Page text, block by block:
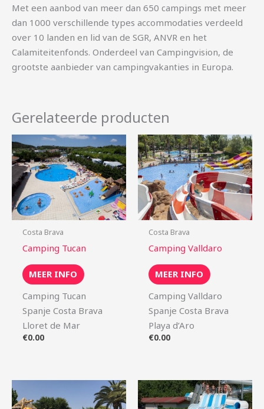
Met een aanbod van meer dan 650 campings met meer
dan 1000 verschillende types accommodaties verdeeld
over 10 landen en lid van de SGR, ANVR en het
Calamiteitenfonds. Onderdeel van Campingvision, de
grootste aanbieder van campingvakanties in Europa.
Gerelateerde producten
Costa Brava
Camping Tucan
MEER INFO
Camping Tucan
Spanje Costa Brava
Lloret de Mar
€0.00
Costa Brava
Camping Valldaro
MEER INFO
Camping Valldaro
Spanje Costa Brava
Playa d’Aro
€0.00